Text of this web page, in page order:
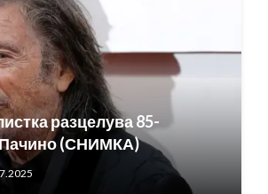
разцелува 85-
(СНИМКА)